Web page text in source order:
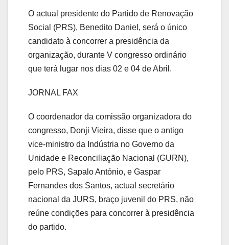
O actual presidente do Partido de Renovação
Social (PRS), Benedito Daniel, será o único
candidato à concorrer a presidência da
organização, durante V congresso ordinário
que terá lugar nos dias 02 e 04 de Abril.
JORNAL FAX
O coordenador da comissão organizadora do
congresso, Donji Vieira, disse que o antigo
vice-ministro da Indústria no Governo da
Unidade e Reconciliação Nacional (GURN),
pelo PRS, Sapalo António, e Gaspar
Fernandes dos Santos, actual secretário
nacional da JURS, braço juvenil do PRS, não
reúne condições para concorrer à presidência
do partido.